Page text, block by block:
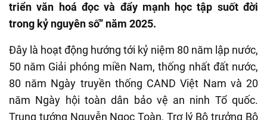
triển văn hoá đọc và đẩy mạnh học tập suốt đời
trong kỷ nguyên số” năm 2025.
Đây là hoạt động hướng tới kỷ niệm 80 năm lập nước,
50 năm Giải phóng miền Nam, thống nhất đất nước,
80 năm Ngày truyền thống CAND Việt Nam và 20
năm Ngày hội toàn dân bảo vệ an ninh Tổ quốc.
Trung tướng Nguyễn Ngọc Toàn, Trợ lý Bộ trưởng Bộ